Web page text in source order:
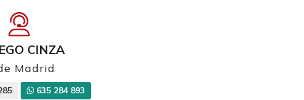
CINZA
Madrid
635 284 893